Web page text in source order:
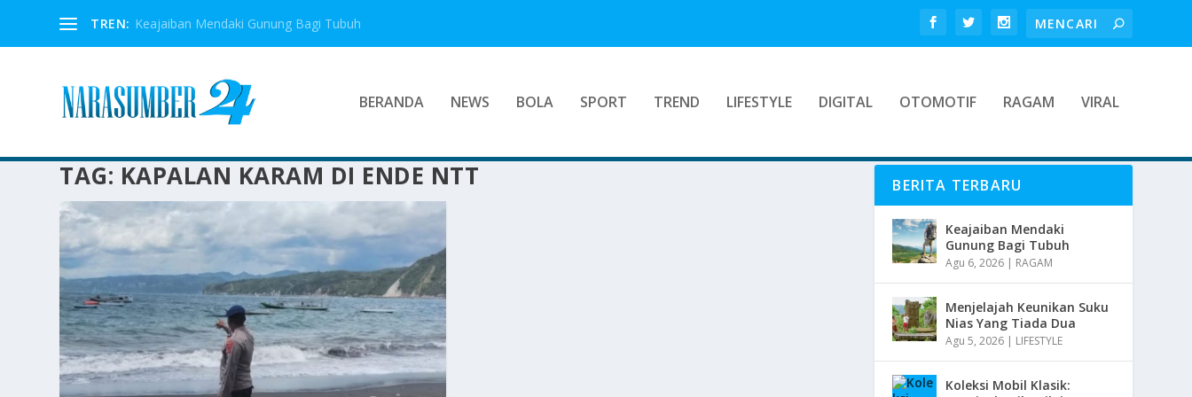
TREN: Keajaiban Mendaki Gunung Bagi Tubuh
BERANDA NEWS BOLA SPORT TREND LIFESTYLE DIGITAL OTOMOTIF RAGAM VIRAL
TAG: KAPALAN KARAM DI ENDE NTT BERITA TERBARU
Keajaiban Mendaki
Gunung Bagi Tubuh
Agu 6, 2026 | RAGAM
Menjelajah Keunikan Suku
Nias Yang Tiada Dua
Agu 5, 2026 | LIFESTYLE
Koleksi Mobil Klasik: